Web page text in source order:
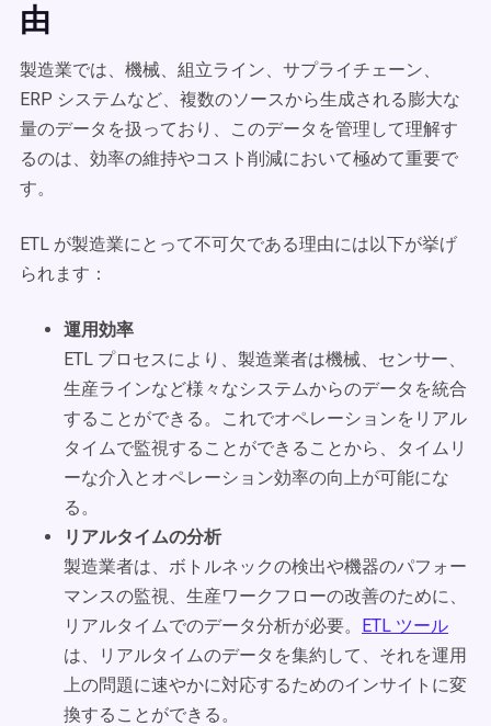
由
製造業では、機械、組立ライン、サプライチェーン、
ERP システムなど、複数のソースから生成される膨大な
量のデータを扱っており、このデータを管理して理解す
るのは、効率の維持やコスト削減において極めて重要で
す。
ETL が製造業にとって不可欠である理由には以下が挙げ
られます：
運用効率
ETL プロセスにより、製造業者は機械、センサー、
生産ラインなど様々なシステムからのデータを統合
することができる。これでオペレーションをリアル
タイムで監視することができることから、タイムリ
ーな介入とオペレーション効率の向上が可能にな
る。
リアルタイムの分析
製造業者は、ボトルネックの検出や機器のパフォー
マンスの監視、生産ワークフローの改善のために、
リアルタイムでのデータ分析が必要。 ETL ツール
は、リアルタイムのデータを集約して、それを運用
上の問題に速やかに対応するためのインサイトに変
換することができる。